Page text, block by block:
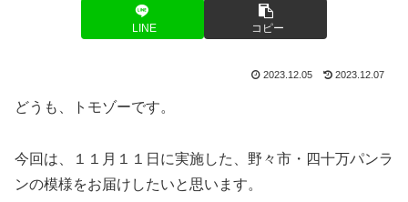
LINE コピー
2023.12.05 2023.12.07
どうも、トモゾーです。
今回は、１１月１１日に実施した、野々市・四十万パンラ
ンの模様をお届けしたいと思います。